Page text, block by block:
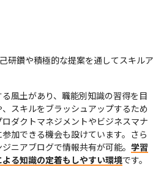
研鑽や積極的な提案を通してスキルア
風土があり、職能別知識の習得を目
スキルをブラッシュアップするため
ダクトマネジメントやビジネスマナ
加できる機会も設けています。さら
ニアブログで情報共有が可能。 学習
る知識の定着もしやすい環境です。